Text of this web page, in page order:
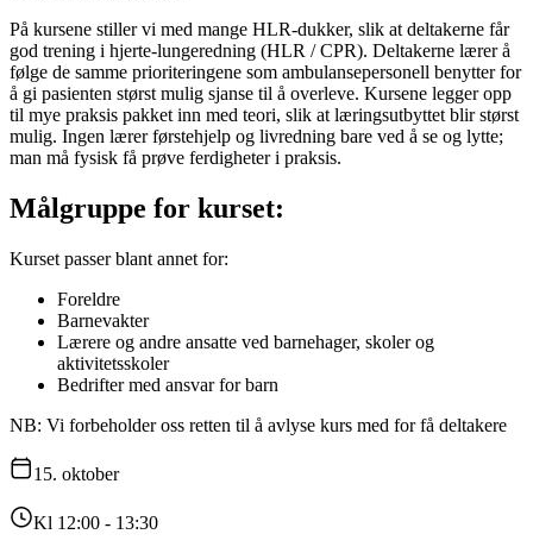
På kursene stiller vi med mange HLR-dukker, slik at deltakerne får
god trening i hjerte-lungeredning (HLR / CPR). Deltakerne lærer å
følge de samme prioriteringene som ambulansepersonell benytter for
å gi pasienten størst mulig sjanse til å overleve. Kursene legger opp
til mye praksis pakket inn med teori, slik at læringsutbyttet blir størst
mulig. Ingen lærer førstehjelp og livredning bare ved å se og lytte;
man må fysisk få prøve ferdigheter i praksis.
Målgruppe for kurset:
Kurset passer blant annet for:
Foreldre
Barnevakter
Lærere og andre ansatte ved barnehager, skoler og
aktivitetsskoler
Bedrifter med ansvar for barn
NB: Vi forbeholder oss retten til å avlyse kurs med for få deltakere
15. oktober
Kl 12:00 - 13:30